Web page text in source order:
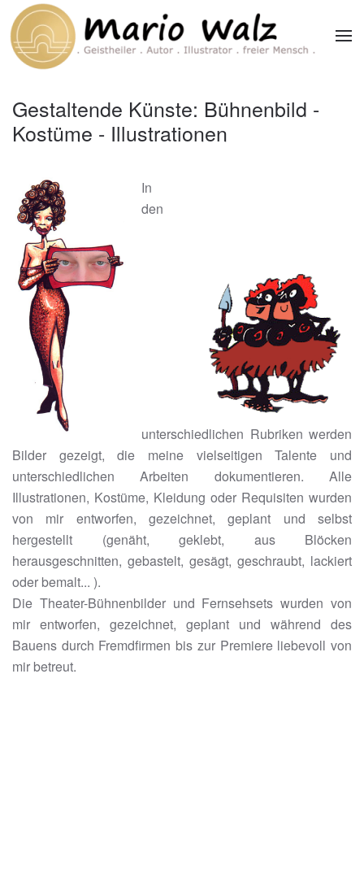
Zum Hauptinhalt springen
Gestaltende Künste: Bühnenbild -
Kostüme - Illustrationen
In
den
unterschiedlichen Rubriken werden
Bilder gezeigt, die meine vielseitigen Talente und
unterschiedlichen Arbeiten dokumentieren. Alle
Illustrationen, Kostüme, Kleidung oder Requisiten wurden
von mir entworfen, gezeichnet, geplant und selbst
hergestellt (genäht, geklebt, aus Blöcken
herausgeschnitten, gebastelt, gesägt, geschraubt, lackiert
oder bemalt... ).
Die Theater-Bühnenbilder und Fernsehsets wurden von
mir entworfen, gezeichnet, geplant und während des
Bauens durch Fremdfirmen bis zur Premiere liebevoll von
mir betreut.